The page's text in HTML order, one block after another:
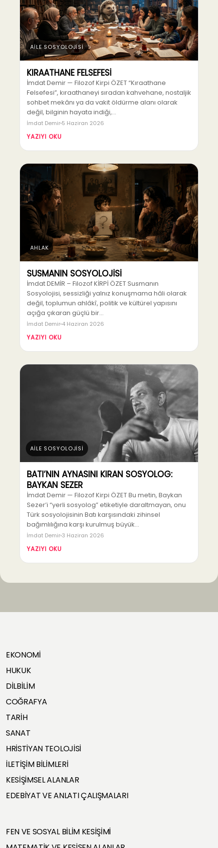
AİLE SOSYOLOJİSİ
KIRAATHANE FELSEFESİ
İmdat Demir — Filozof Kirpi ÖZET “Kıraathane
Felsefesi”, kıraathaneyi sıradan kahvehane, nostaljik
sohbet mekânı ya da vakit öldürme alanı olarak
değil, bilginin hayata indiği,…
İmdat Demir 5 Haziran 2026
YAZIYI OKU
AHLAK
SUSMANIN SOSYOLOJİSİ
İmdat DEMİR – Filozof KİRPİ ÖZET Susmanın
Sosyolojisi, sessizliği yalnız konuşmama hâli olarak
değil, toplumun ahlâkî, politik ve kültürel yapısını
açığa çıkaran güçlü bir…
İmdat Demir 4 Haziran 2026
YAZIYI OKU
AİLE SOSYOLOJİSİ
BATI’NIN AYNASINI KIRAN SOSYOLOG:
BAYKAN SEZER
İmdat Demir — Filozof Kirpi ÖZET Bu metin, Baykan
Sezer’i “yerli sosyolog” etiketiyle daraltmayan, onu
Türk sosyolojisinin Batı karşısındaki zihinsel
bağımlılığına karşı kurulmuş büyük…
İmdat Demir 3 Haziran 2026
YAZIYI OKU
EKONOMİ
HUKUK
DİLBİLİM
COĞRAFYA
TARİH
SANAT
HRİSTİYAN TEOLOJİSİ
İLETİŞİM BİLİMLERİ
KESİŞİMSEL ALANLAR
EDEBİYAT VE ANLATI ÇALIŞMALARI
FEN VE SOSYAL BİLİM KESİŞİMİ